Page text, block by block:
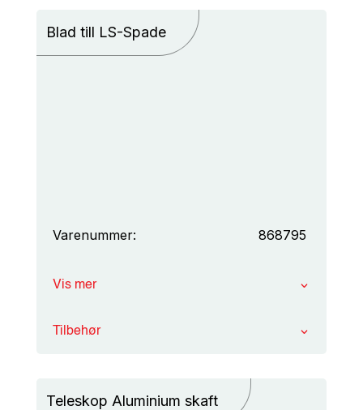
Blad till LS-Spade
Varenummer: 868795
Vis mer
Tilbehør
Teleskop Aluminium skaft